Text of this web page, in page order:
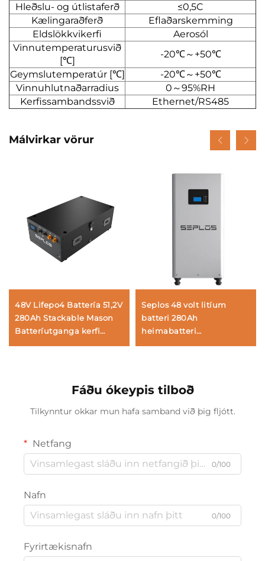
Hleðslu- og útlistaferð
≤0,5C
Kælingaraðferð
Eflaðarskemming
Eldslökkvikerfi
Aerosól
Vinnutemperaturusvið
[℃]
-20℃～+50℃
Geymslutemperatúr [℃]
-20℃～+50℃
Vinnuhlutnaðarradius
0～95%RH
Kerfissambandssvið
Ethernet/RS485
Málvirkar vörur
48V Lifepo4 Battería 51,2V
280Ah Stackable Mason
Batteríutganga kerfi
Seplos 48 volt litíum
batteri 280Ah
heimabatteri
Fáðu ókeypis tilboð
Tilkynntur okkar mun hafa samband við þig fljótt.
Netfang
0/100
Nafn
0/100
Fyrirtækisnafn